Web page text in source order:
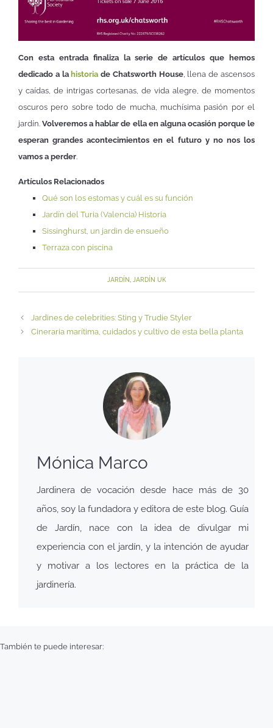
Con esta entrada finaliza la serie de artículos que hemos
dedicado a la historia de Chatsworth House, llena de ascensos
y caídas, de intrigas cortesanas, de vida alegre, de momentos
oscuros pero sobre todo de mucha, muchísima pasión por el
jardín.Volveremos a hablar de ella en alguna ocasión porque le
esperan grandes acontecimientos en el futuro y no nos los
vamos a perder.
Artículos Relacionados
Qué son los estomas y cuál es su función
Jardín del Turia (Valencia) Historia
Sissinghurst, un jardin de ensueño
Terraza con piscina
JARDÍN JARDÍN UK
Jardines de celebrities: Sting y Trudie Styler
Cineraria marítima, cuidados y cultivo de esta bella planta
Mónica Marco
Jardinera de vocación desde hace más de 30
años, soy la fundadora y editora de este blog. Guía
de Jardín, nace con la idea de divulgar mi
experiencia con el jardín, y la intención de ayudar
y motivar a los lectores en la práctica de la
jardinería.
También te puede interesar: